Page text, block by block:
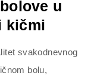
u
kičmi
svakodnevnog
bolu,